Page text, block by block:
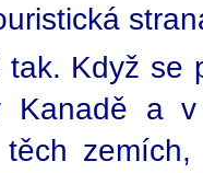
tak. Když se
Kanadě a